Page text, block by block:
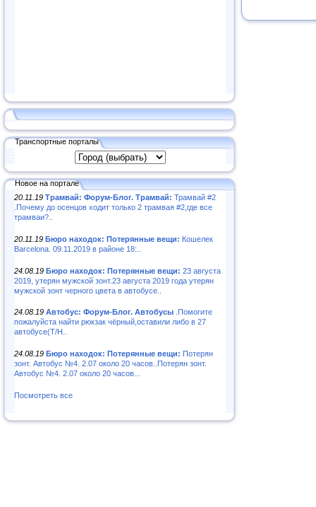
Транспортные порталы
Новое на портале
20.11.19 Трамвай: Форум-Блог. Трамвай: Трамвай #2
.Почему до осенцов ходит только 2 трамвая #2,где все
трамваи?..
20.11.19 Бюро находок: Потерянные вещи: Кошелек
Barcelona. 09.11.2019 в районе 18:..
24.08.19 Бюро находок: Потерянные вещи: 23 августа
2019, утерян мужской зонт.23 августа 2019 года утерян
мужской зонт черного цвета в автобусе..
24.08.19 Автобус: Форум-Блог. Автобусы .Помогите
пожалуйста найти рюкзак чёрный,оставили либо в 27
автобусе(Т/Н..
24.08.19 Бюро находок: Потерянные вещи: Потерян
зонт. Автобус №4. 2.07 около 20 часов..Потерян зонт.
Автобус №4. 2.07 около 20 часов...
Посмотреть все